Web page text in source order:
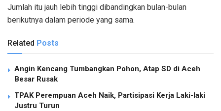
Jumlah itu jauh lebih tinggi dibandingkan bulan-bulan
berikutnya dalam periode yang sama.
Related Posts
Angin Kencang Tumbangkan Pohon, Atap SD di Aceh
Besar Rusak
TPAK Perempuan Aceh Naik, Partisipasi Kerja Laki-laki
Justru Turun